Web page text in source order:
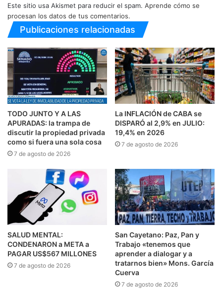
Este sitio usa Akismet para reducir el spam. Aprende cómo se
procesan los datos de tus comentarios.
Publicaciones relacionadas
TODO JUNTO Y A LAS
APURADAS: la trampa de
discutir la propiedad privada
como si fuera una sola cosa
7 de agosto de 2026
La INFLACIÓN de CABA se
DISPARÓ al 2,9% en JULIO:
19,4% en 2026
7 de agosto de 2026
SALUD MENTAL:
CONDENARON a META a
PAGAR US$567 MILLONES
7 de agosto de 2026
San Cayetano: Paz, Pan y
Trabajo «tenemos que
aprender a dialogar y a
tratarnos bien» Mons. García
Cuerva
7 de agosto de 2026